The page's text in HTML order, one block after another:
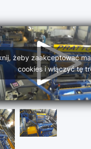
żeby zaakceptować
cookies i włączyć tę